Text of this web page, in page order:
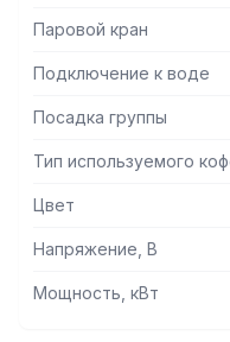
Паровой кран
Подключение к воде
Посадка группы
Тип используемого
Цвет
Напряжение, В
Мощность, кВт